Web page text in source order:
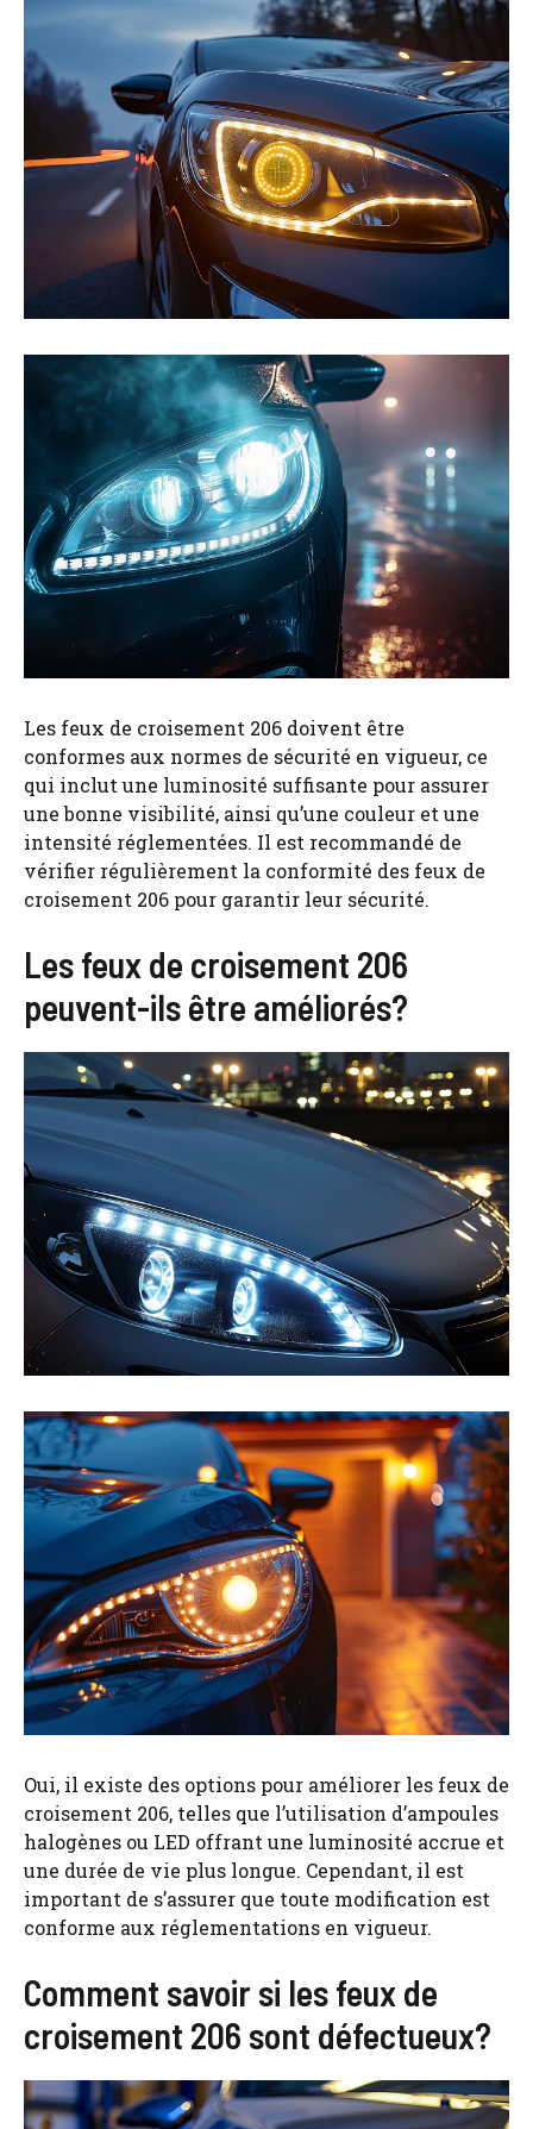
Les feux de croisement 206 doivent être
conformes aux normes de sécurité en vigueur, ce
qui inclut une luminosité suffisante pour assurer
une bonne visibilité, ainsi qu’une couleur et une
intensité réglementées. Il est recommandé de
vérifier régulièrement la conformité des feux de
croisement 206 pour garantir leur sécurité.
Les feux de croisement 206
peuvent-ils être améliorés?
Oui, il existe des options pour améliorer les feux de
croisement 206, telles que l’utilisation d’ampoules
halogènes ou LED offrant une luminosité accrue et
une durée de vie plus longue. Cependant, il est
important de s’assurer que toute modification est
conforme aux réglementations en vigueur.
Comment savoir si les feux de
croisement 206 sont défectueux?